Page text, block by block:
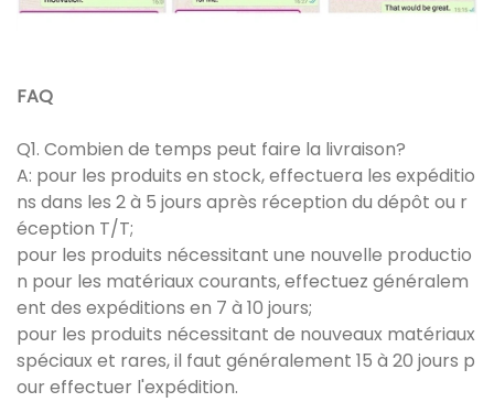
FAQ
Q1. Combien de temps peut faire la livraison?
A: pour les produits en stock, effectuera les expéditio
ns dans les 2 à 5 jours après réception du dépôt ou r
éception T/T;
pour les produits nécessitant une nouvelle productio
n pour les matériaux courants, effectuez généralem
ent des expéditions en 7 à 10 jours;
pour les produits nécessitant de nouveaux matériaux
spéciaux et rares, il faut généralement 15 à 20 jours p
our effectuer l'expédition.